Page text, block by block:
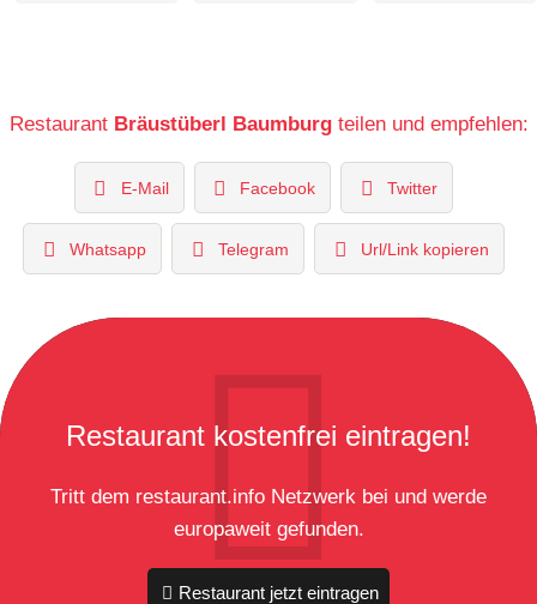
Restaurant Bräustüberl Baumburgteilen und empfehlen:
E-Mail Facebook Twitter
Whatsapp Telegram Url/Link kopieren
Restaurant kostenfrei eintragen!
Tritt dem restaurant.info Netzwerk bei und werde
europaweit gefunden.
Restaurant jetzt eintragen